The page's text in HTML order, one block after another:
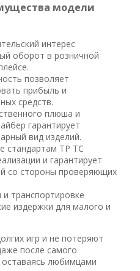
модели
интерес
оборот в розничной
позволяет
прибыль и
средств.
плюша и
гарантирует
вид изделий.
стандартам ТР ТС
и гарантирует
со стороны проверяющих
транспортировке
издержки для малого и
игр и не потеряют
после самого
оставаясь любимцами